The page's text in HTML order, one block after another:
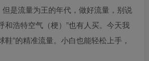
但是流量为王的年代，做好流量，别说
和浩特空气（梗）”也有人买。今天我
鞋”的精准流量。小白也能轻松上手，